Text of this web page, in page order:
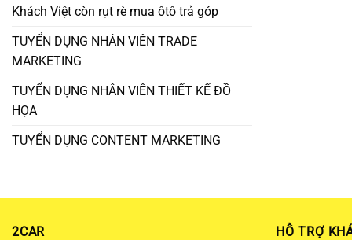
Khách Việt còn rụt rè mua ôtô trả góp
TUYỂN DỤNG NHÂN VIÊN TRADE
MARKETING
TUYỂN DỤNG NHÂN VIÊN THIẾT KẾ ĐỒ
HỌA
TUYỂN DỤNG CONTENT MARKETING
2CAR HỖ TRỢ